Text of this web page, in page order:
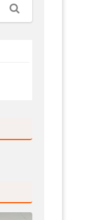
Căutare